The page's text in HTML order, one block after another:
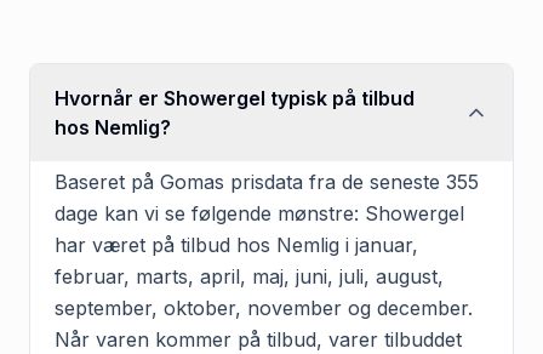
Hvornår er Showergel typisk på tilbud
hos Nemlig?
Baseret på Gomas prisdata fra de seneste 355
dage kan vi se følgende mønstre: Showergel
har været på tilbud hos Nemlig i januar,
februar, marts, april, maj, juni, juli, august,
september, oktober, november og december.
Når varen kommer på tilbud, varer tilbuddet